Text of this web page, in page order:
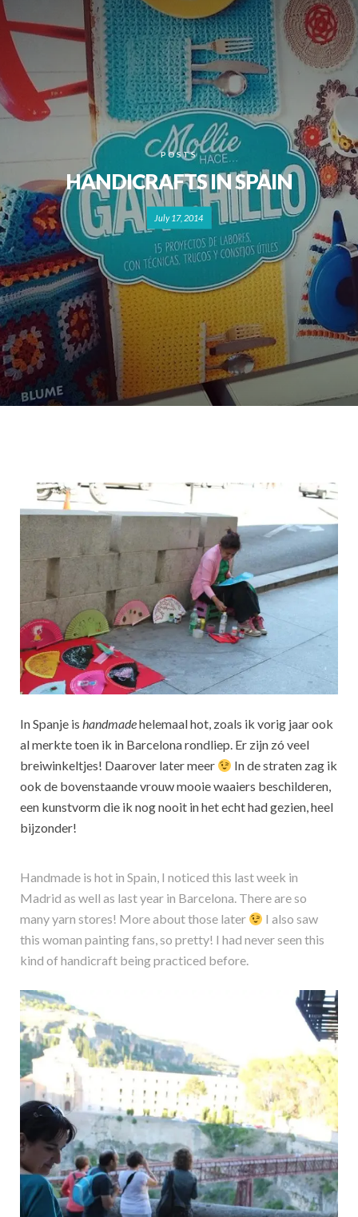
POSTS
HANDICRAFTS IN SPAIN
July 17, 2014
In Spanje is handmadehelemaal hot, zoals ik vorig jaar ook
al merkte toen ik in Barcelona rondliep. Er zijn zó veel
breiwinkeltjes! Daarover later meer
In de straten zag ik
ook de bovenstaande vrouw mooie waaiers beschilderen,
een kunstvorm die ik nog nooit in het echt had gezien, heel
bijzonder!
Handmade is hot in Spain, I noticed this last week in
Madrid as well as last year in Barcelona. There are so
many yarn stores! More about those later
I also saw
this woman painting fans, so pretty! I had never seen this
kind of handicraft being practiced before.